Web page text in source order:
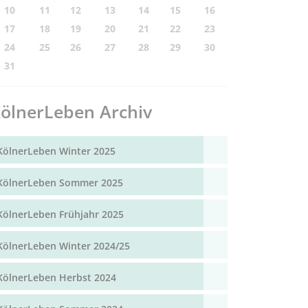
10 11 12 13 14 15
16
17
18 19 20 21 22
23
24
25 26 27 28 29
30
31
Archiv
Winter 2025
Sommer 2025
Frühjahr 2025
Winter 2024/25
Herbst 2024